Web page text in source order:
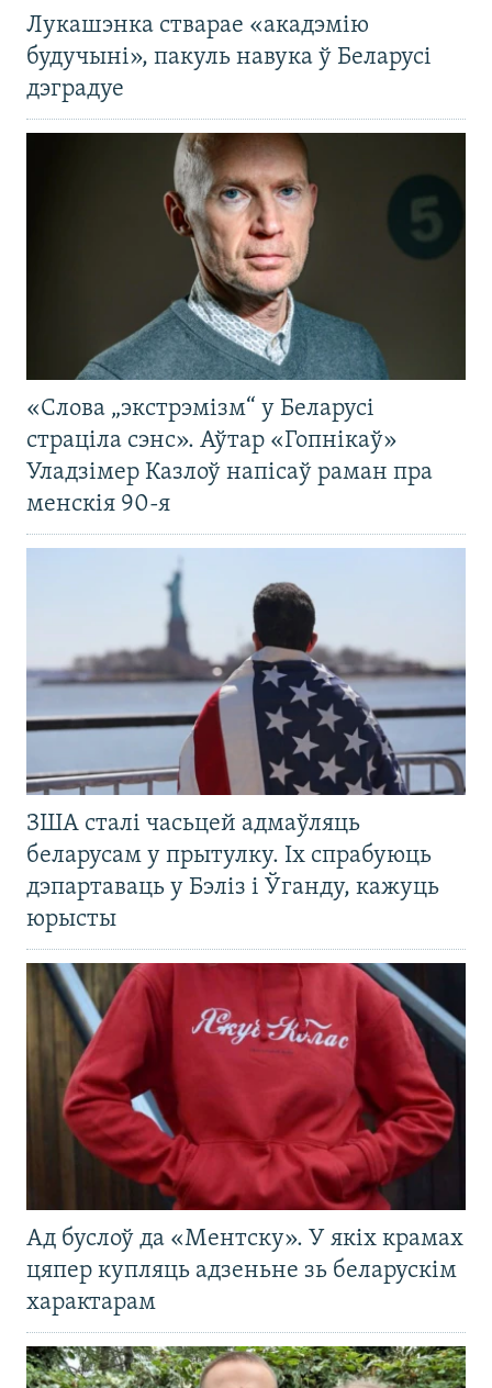
Лукашэнка стварае «акадэмію
будучыні», пакуль навука ў Беларусі
дэградуе
«Слова „экстрэмізм“ у Беларусі
страціла сэнс». Аўтар «Гопнікаў»
Уладзімер Казлоў напісаў раман пра
менскія 90-я
ЗША сталі часьцей адмаўляць
беларусам у прытулку. Іх спрабуюць
дэпартаваць у Бэліз і Ўганду, кажуць
юрысты
Ад буслоў да «Ментску». У якіх крамах
цяпер купляць адзеньне зь беларускім
характарам